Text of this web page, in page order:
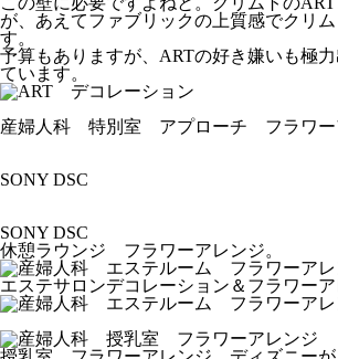
が、あえてファブリックの上質感でクリ
す。
予算もありますが、ARTの好き嫌いも極
ています。
産婦人科 特別室 アプローチ フラワー
SONY DSC
SONY DSC
休憩ラウンジ フラワーアレンジ。
エステサロンデコレーション＆フラワーア